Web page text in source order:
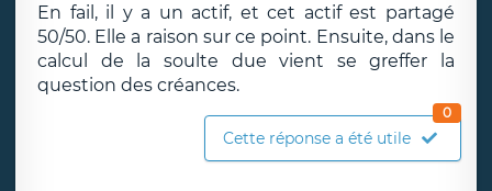
En fail, il y a un actif, et cet actif est partagé
50/50. Elle a raison sur ce point. Ensuite, dans le
calcul de la soulte due vient se greffer la
question des créances.
Cette réponse a été utile
0